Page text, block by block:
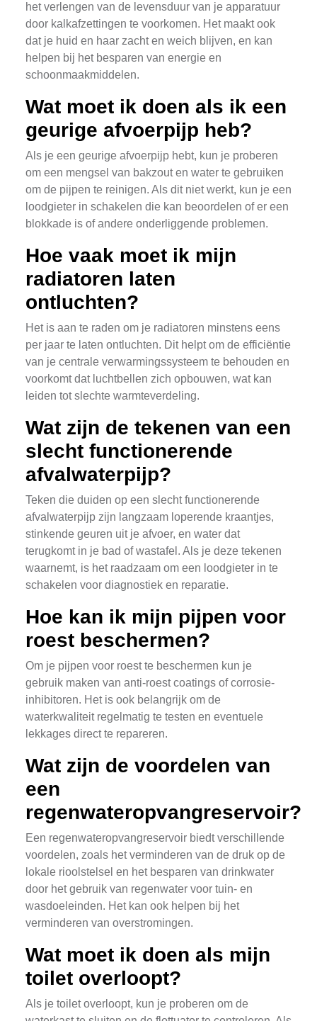
het verlengen van de levensduur van je apparatuur
door kalkafzettingen te voorkomen. Het maakt ook
dat je huid en haar zacht en weich blijven, en kan
helpen bij het besparen van energie en
schoonmaakmiddelen.
Wat moet ik doen als ik een
geurige afvoerpijp heb?
Als je een geurige afvoerpijp hebt, kun je proberen
om een mengsel van bakzout en water te gebruiken
om de pijpen te reinigen. Als dit niet werkt, kun je een
loodgieter in schakelen die kan beoordelen of er een
blokkade is of andere onderliggende problemen.
Hoe vaak moet ik mijn
radiatoren laten
ontluchten?
Het is aan te raden om je radiatoren minstens eens
per jaar te laten ontluchten. Dit helpt om de efficiëntie
van je centrale verwarmingssysteem te behouden en
voorkomt dat luchtbellen zich opbouwen, wat kan
leiden tot slechte warmteverdeling.
Wat zijn de tekenen van een
slecht functionerende
afvalwaterpijp?
Teken die duiden op een slecht functionerende
afvalwaterpijp zijn langzaam loperende kraantjes,
stinkende geuren uit je afvoer, en water dat
terugkomt in je bad of wastafel. Als je deze tekenen
waarnemt, is het raadzaam om een loodgieter in te
schakelen voor diagnostiek en reparatie.
Hoe kan ik mijn pijpen voor
roest beschermen?
Om je pijpen voor roest te beschermen kun je
gebruik maken van anti-roest coatings of corrosie-
inhibitoren. Het is ook belangrijk om de
waterkwaliteit regelmatig te testen en eventuele
lekkages direct te repareren.
Wat zijn de voordelen van
een
regenwateropvangreservoir?
Een regenwateropvangreservoir biedt verschillende
voordelen, zoals het verminderen van de druk op de
lokale rioolstelsel en het besparen van drinkwater
door het gebruik van regenwater voor tuin- en
wasdoeleinden. Het kan ook helpen bij het
verminderen van overstromingen.
Wat moet ik doen als mijn
toilet overloopt?
Als je toilet overloopt, kun je proberen om de